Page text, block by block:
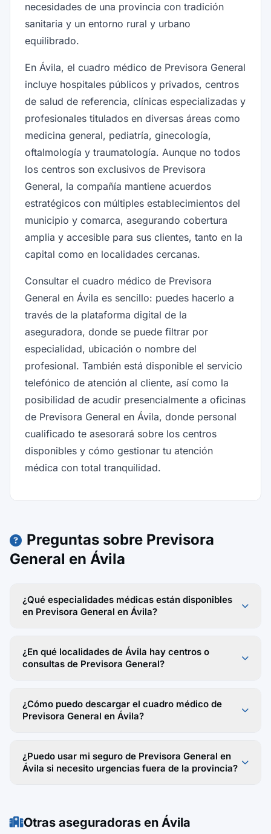
necesidades de una provincia con tradición
sanitaria y un entorno rural y urbano
equilibrado.
En Ávila, el cuadro médico de Previsora General
incluye hospitales públicos y privados, centros
de salud de referencia, clínicas especializadas y
profesionales titulados en diversas áreas como
medicina general, pediatría, ginecología,
oftalmología y traumatología. Aunque no todos
los centros son exclusivos de Previsora
General, la compañía mantiene acuerdos
estratégicos con múltiples establecimientos del
municipio y comarca, asegurando cobertura
amplia y accesible para sus clientes, tanto en la
capital como en localidades cercanas.
Consultar el cuadro médico de Previsora
General en Ávila es sencillo: puedes hacerlo a
través de la plataforma digital de la
aseguradora, donde se puede filtrar por
especialidad, ubicación o nombre del
profesional. También está disponible el servicio
telefónico de atención al cliente, así como la
posibilidad de acudir presencialmente a oficinas
de Previsora General en Ávila, donde personal
cualificado te asesorará sobre los centros
disponibles y cómo gestionar tu atención
médica con total tranquilidad.
Preguntas sobre Previsora
General en Ávila
¿Qué especialidades médicas están disponibles
en Previsora General en Ávila?
¿En qué localidades de Ávila hay centros o
consultas de Previsora General?
¿Cómo puedo descargar el cuadro médico de
Previsora General en Ávila?
¿Puedo usar mi seguro de Previsora General en
Ávila si necesito urgencias fuera de la provincia?
Otras aseguradoras en Ávila